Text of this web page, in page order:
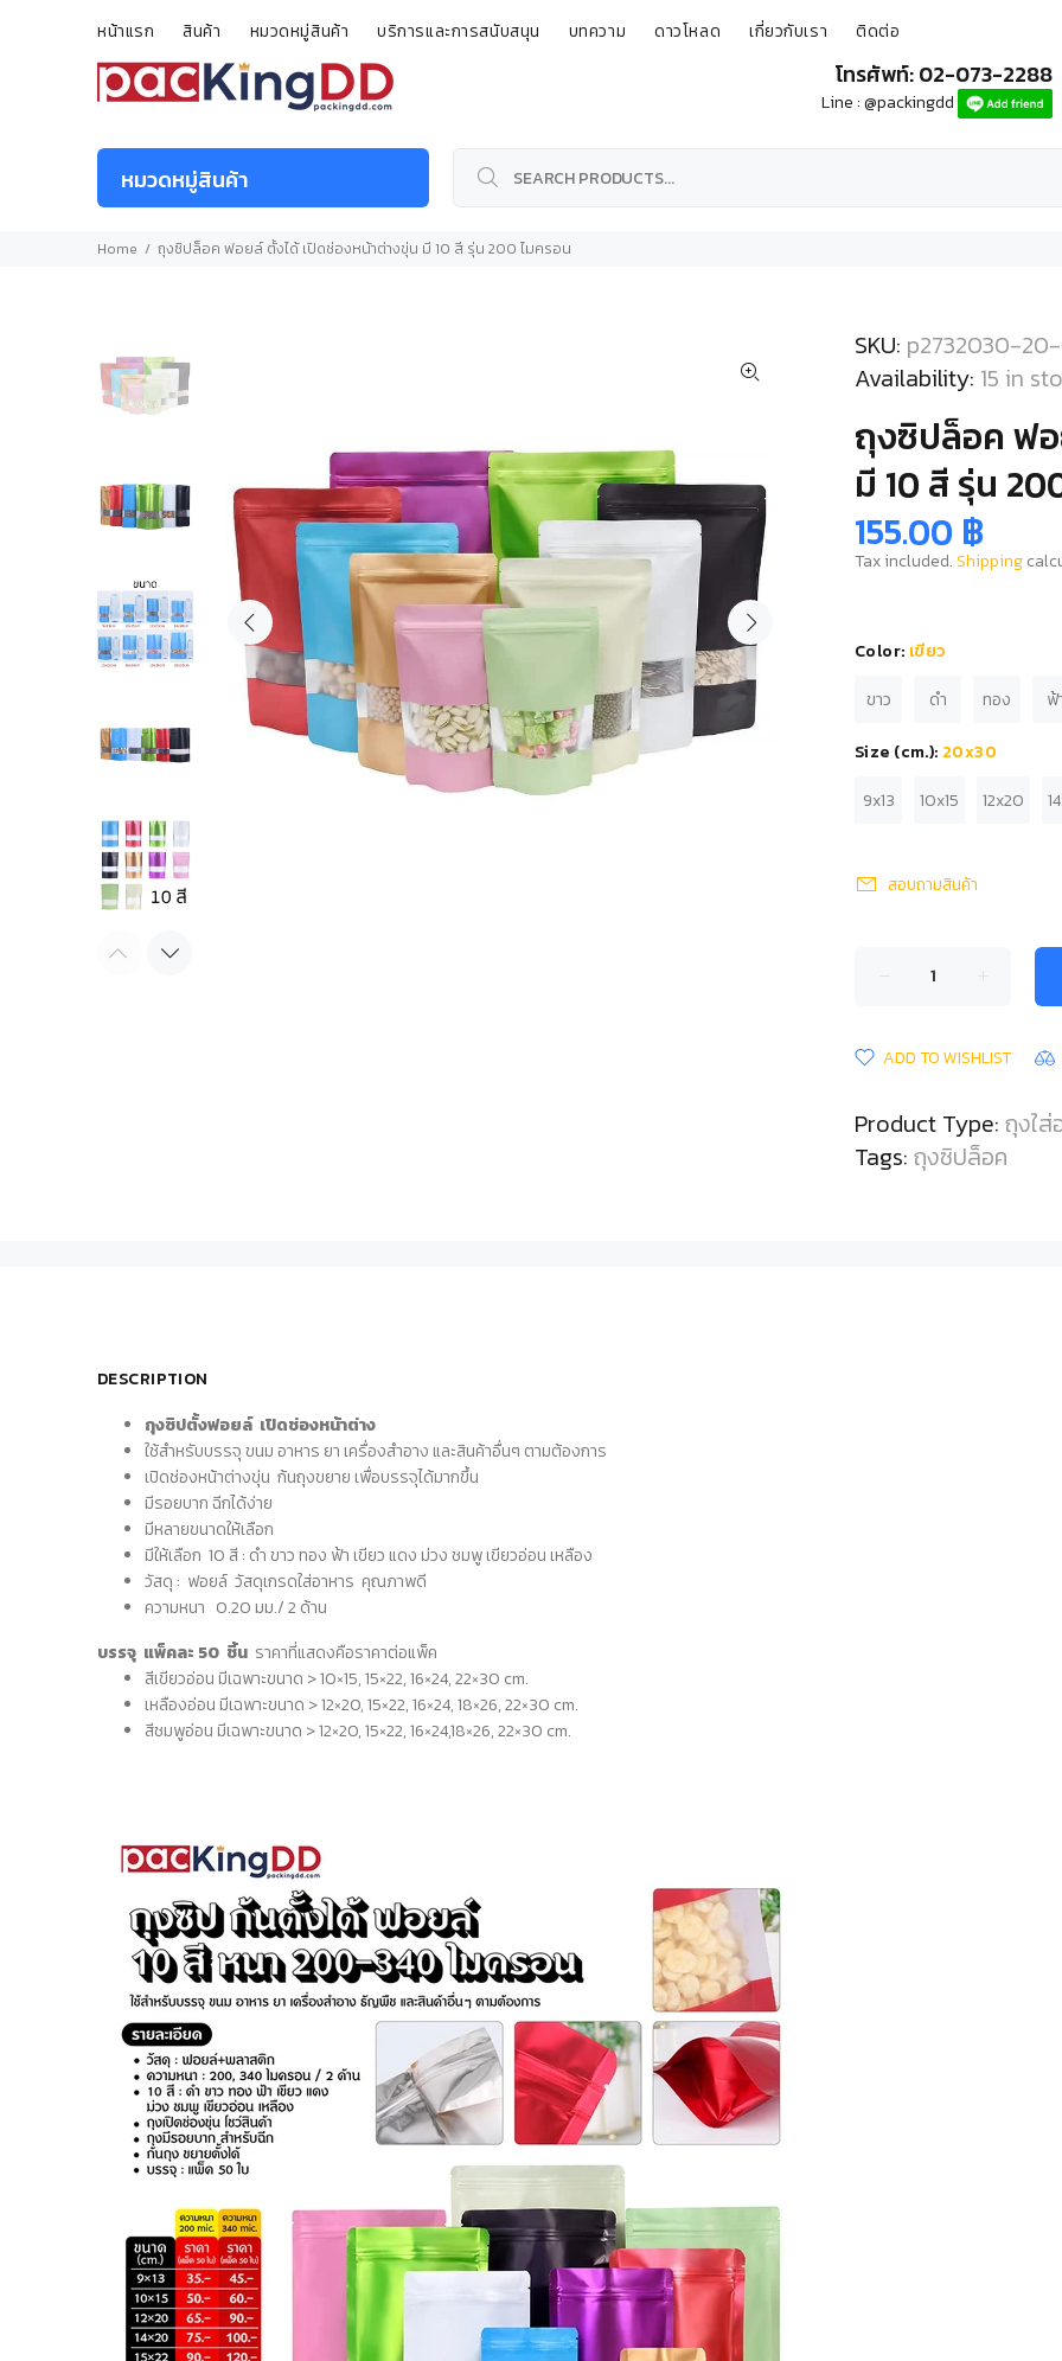
หน้าแรก สินค้า หมวดหมู่สินค้า บริการและการสนับสนุน บทความ ดาวโหลด เกี่ยวกับเรา ติดต่อ
โทรศัพท์: 02-073-2288
Line : @packingdd
หมวดหมู่สินค้า
Home ถุงซิปล็อค ฟอยล์ ตั้งได้ เปิดช่องหน้าต่างขุ่น มี 10 สี รุ่น 200 ไมครอน
SKU: p2732030-
Availability: 15 in
ถุงซิปล็อค ฟ
มี 10 สี รุ่น
155.00 ฿
Tax included.Shipping
Color: เขียว
ขาว
ดำ ทอง ฟ้
Size (cm.): 20x30
9x13
10x15 12x20
สอบถามสินค้า
ADD TO WISHLIST
Product Type: ถุงใส่
Tags: ถุงซิปล็อค
DESCRIPTION
ถุงซิปตั้งฟอยล์ เปิดช่องหน้าต่าง
ใช้สำหรับบรรจุ ขนม อาหาร ยา เครื่องสำอาง และสินค้าอื่นๆ ตามต้องการ
เปิดช่องหน้าต่างขุ่น ก้นถุงขยาย เพื่อบรรจุได้มากขึ้น
มีรอยบาก ฉีกได้ง่าย
มีหลายขนาดให้เลือก
มีให้เลือก 10 สี : ดำ ขาว ทอง ฟ้า เขียว แดง ม่วง ชมพู เขียวอ่อน เหลือง
วัสดุ : ฟอยล์ วัสดุเกรดใส่อาหาร คุณภาพดี
ความหนา 0.20 มม./ 2 ด้าน
บรรจุ แพ็คละ 50 ชิ้น ราคาที่แสดงคือราคาต่อแพ็ค
สีเขียวอ่อน มีเฉพาะขนาด > 10×15, 15×22, 16×24, 22×30 cm.
เหลืองอ่อน มีเฉพาะขนาด > 12×20, 15×22, 16×24, 18×26, 22×30 cm.
สีชมพูอ่อน มีเฉพาะขนาด > 12×20, 15×22, 16×24,18×26, 22×30 cm.